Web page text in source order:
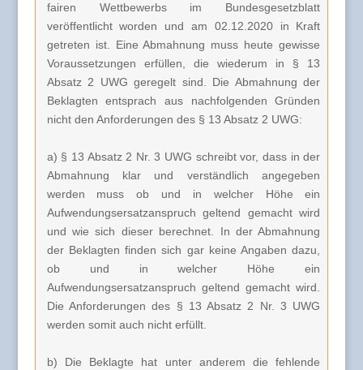
fairen Wettbewerbs im Bundesgesetzblatt
veröffentlicht worden und am 02.12.2020 in Kraft
getreten ist. Eine Abmahnung muss heute gewisse
Voraussetzungen erfüllen, die wiederum in § 13
Absatz 2 UWG geregelt sind. Die Abmahnung der
Beklagten entsprach aus nachfolgenden Gründen
nicht den Anforderungen des § 13 Absatz 2 UWG:
a) § 13 Absatz 2 Nr. 3 UWG schreibt vor, dass in der
Abmahnung klar und verständlich angegeben
werden muss ob und in welcher Höhe ein
Aufwendungsersatzanspruch geltend gemacht wird
und wie sich dieser berechnet. In der Abmahnung
der Beklagten finden sich gar keine Angaben dazu,
ob und in welcher Höhe ein
Aufwendungsersatzanspruch geltend gemacht wird.
Die Anforderungen des § 13 Absatz 2 Nr. 3 UWG
werden somit auch nicht erfüllt.
b) Die Beklagte hat unter anderem die fehlende